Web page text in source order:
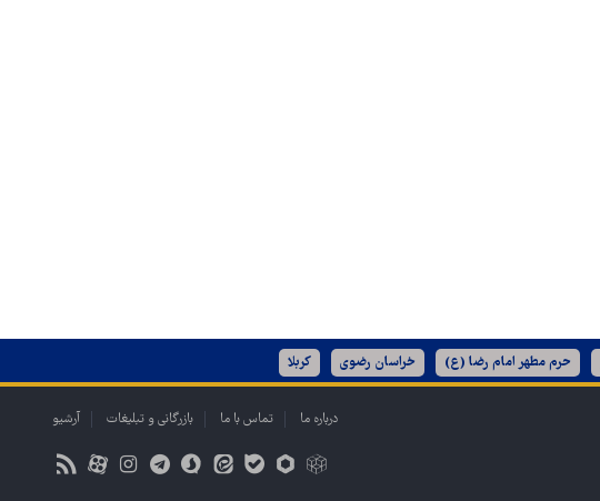
حرم مطهر امام رضا (ع) خراسان رضوی کربلا
درباره ما تماس با ما بازرگانی و تبلیغات آرشیو